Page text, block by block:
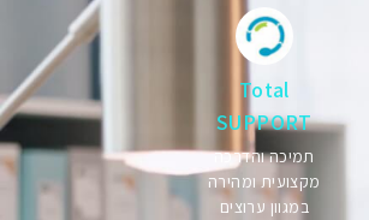
Total
SUPPORT
תמיכה והדרכה
מקצועית ומהירה
במגוון ערוצים